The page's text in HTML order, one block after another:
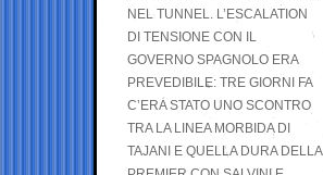
NEL TUNNEL. L’ESCALATION
DI TENSIONE CON IL
GOVERNO SPAGNOLO ERA
PREVEDIBILE: TRE GIORNI FA
C’ERA STATO UNO SCONTRO
TRA LA LINEA MORBIDA DI
TAJANI E QUELLA DURA DELLA